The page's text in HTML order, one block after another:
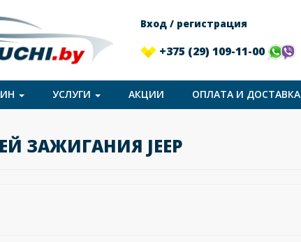
Вход / регистрация
+375 (29) 109-11-00
УСЛУГИ АКЦИИ ОПЛАТА И ДОСТАВКА
ЗАЖИГАНИЯ JEEP